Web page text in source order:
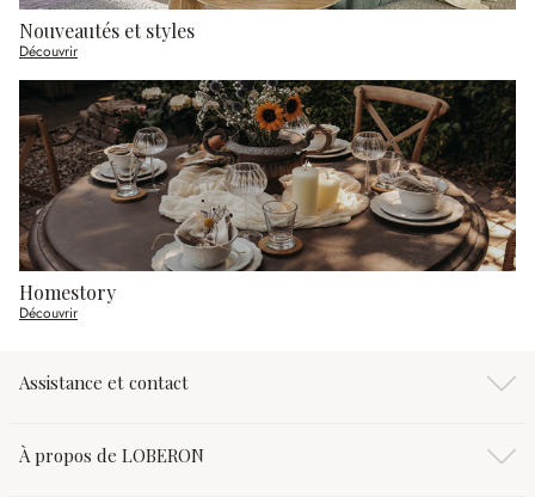
Nouveautés et styles
Découvrir
Homestory
Découvrir
Assistance et contact
À propos de LOBERON